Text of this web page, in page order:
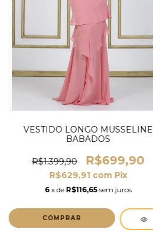
VESTIDO LONGO MUSSELINE
BABADOS
R$1.399,90 R$699,90
R$629,91 com Pix
6 x de R$116,65 sem juros
COMPRAR